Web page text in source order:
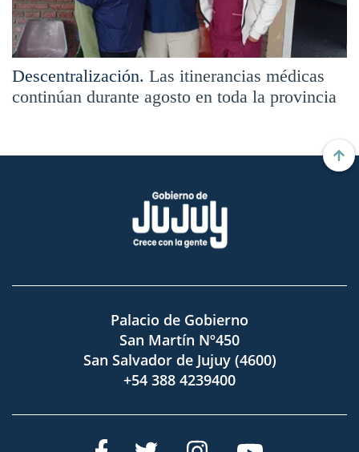
Descentralización. Las itinerancias médicas
continúan durante agosto en toda la provincia
Palacio de Gobierno
San Martín Nº450
San Salvador de Jujuy (4600)
+54 388 4239400